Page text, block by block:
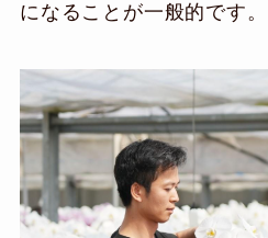
になることが一般的です。